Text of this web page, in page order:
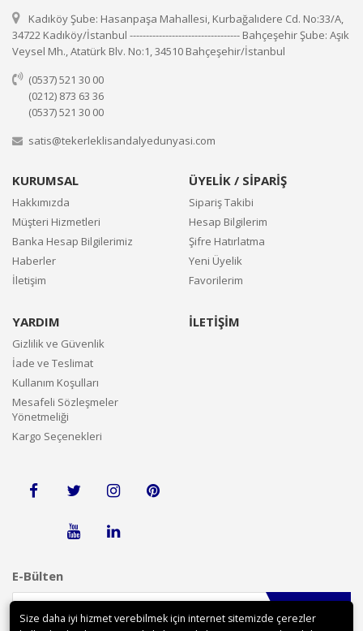
Kadıköy Şube: Hasanpaşa Mahallesi, Kurbağalıdere Cd. No:33/A,
34722 Kadıköy/İstanbul ---------------------------------- Bahçeşehir Şube: Aşık
Veysel Mh., Atatürk Blv. No:1, 34510 Bahçeşehir/İstanbul
(0537) 521 30 00
(0212) 873 63 36
(0537) 521 30 00
satis@tekerleklisandalyedunyasi.com
KURUMSAL
Hakkımızda
Müşteri Hizmetleri
Banka Hesap Bilgilerimiz
Haberler
İletişim
ÜYELİK / SİPARİŞ
Sipariş Takibi
Hesap Bilgilerim
Şifre Hatırlatma
Yeni Üyelik
Favorilerim
YARDIM
Gizlilik ve Güvenlik
İade ve Teslimat
Kullanım Koşulları
Mesafeli Sözleşmeler
Yönetmeliği
Kargo Seçenekleri
İLETİŞİM
E-Bülten
Size daha iyi hizmet verebilmek için internet sitemizde çerezler